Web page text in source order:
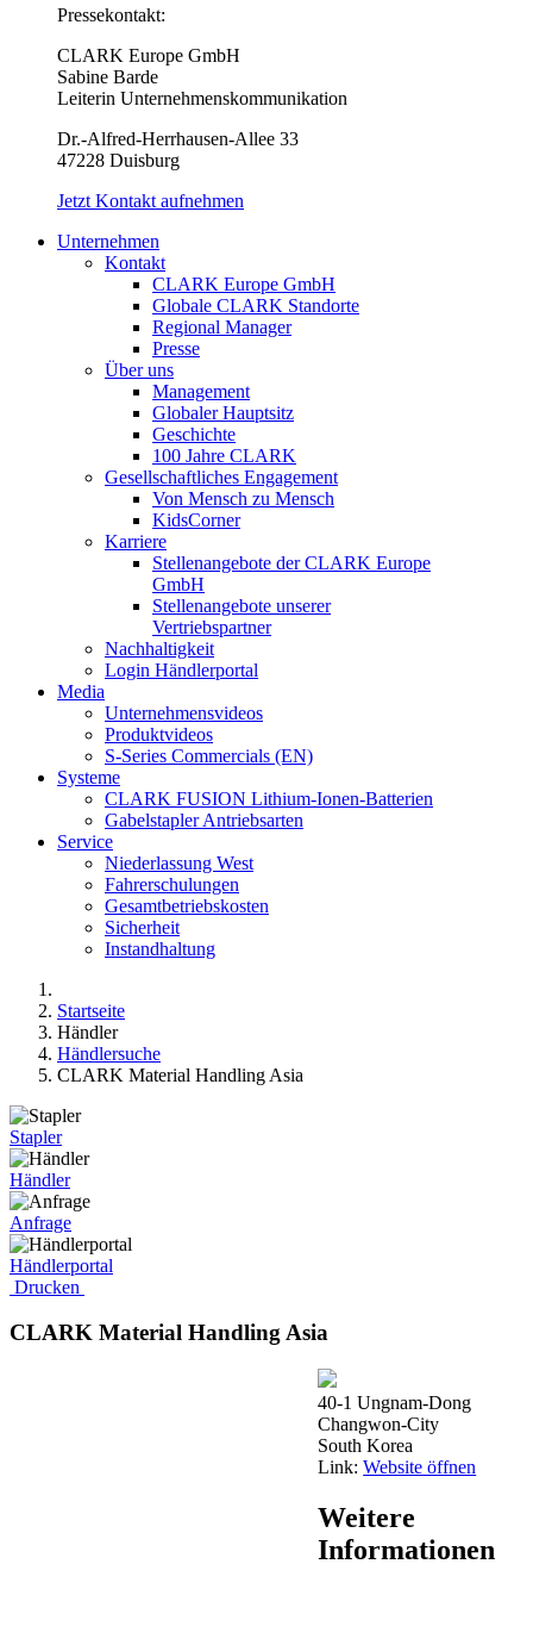
Pressekontakt:
CLARK Europe GmbH
Sabine Barde
Leiterin Unternehmenskommunikation
Dr.-Alfred-Herrhausen-Allee 33
47228 Duisburg
Jetzt Kontakt aufnehmen
Unternehmen
Kontakt
CLARK Europe GmbH
Globale CLARK Standorte
Regional Manager
Presse
Über uns
Management
Globaler Hauptsitz
Geschichte
100 Jahre CLARK
Gesellschaftliches Engagement
Von Mensch zu Mensch
KidsCorner
Karriere
Stellenangebote der CLARK Europe
GmbH
Stellenangebote unserer
Vertriebspartner
Nachhaltigkeit
Login Händlerportal
Media
Unternehmensvideos
Produktvideos
S-Series Commercials (EN)
Systeme
CLARK FUSION Lithium-Ionen-Batterien
Gabelstapler Antriebsarten
Service
Niederlassung West
Fahrerschulungen
Gesamtbetriebskosten
Sicherheit
Instandhaltung
Startseite
Händler
Händlersuche
CLARK Material Handling Asia
Stapler
Händler
Anfrage
Händlerportal
Drucken
CLARK Material Handling Asia
40-1 Ungnam-Dong
Changwon-City
South Korea
Link:Website öffnen
Weitere
Informationen